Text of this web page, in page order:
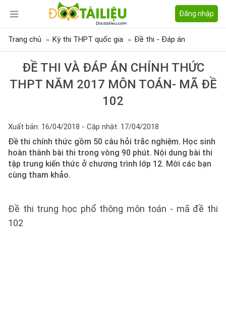
Đăng nhập
Trang chủ Kỳ thi THPT quốc gia Đề thi - Đáp án
ĐỀ THI VÀ ĐÁP ÁN CHÍNH THỨC
THPT NĂM 2017 MÔN TOÁN- MÃ ĐỀ
102
Xuất bản: 16/04/2018 - Cập nhật: 17/04/2018
Đề thi chính thức gồm 50 câu hỏi trắc nghiệm. Học sinh
hoàn thành bài thi trong vòng 90 phút. Nội dung bài thi
tập trung kiến thức ở chương trình lớp 12. Mời các bạn
cùng tham khảo.
Đề thi trung học phổ thông môn toán - mã đề thi
102